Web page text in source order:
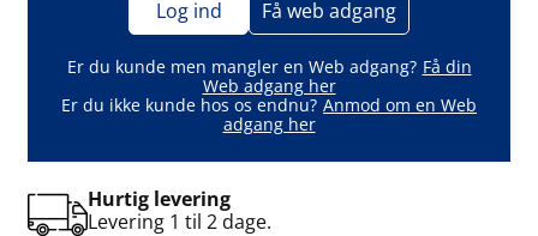
Log ind Få web adgang
Er du kunde men mangler en Web adgang? Få din
Web adgang her
Er du ikke kunde hos os endnu? Anmod om en Web
adgang her
Hurtig levering
Levering 1 til 2 dage.